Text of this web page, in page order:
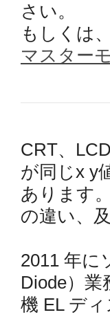
さい。
もしくは、
マスター
CRT、
が同じx y
あります
の違い、
2011 年に
Diode）
機 EL デ